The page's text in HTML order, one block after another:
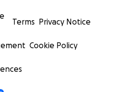
Terms Privacy Notice
Cookie Policy